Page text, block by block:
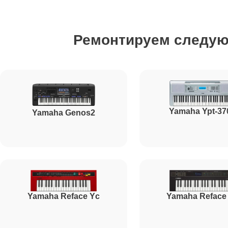
Чистка клавиатуры
Ремонт механизма клавиш
Ремонт клавиш и уплотнителей
Ремонтируем
Yamaha Genos2 Yamaha Ypt-
Yamaha Reface Yc Yamaha